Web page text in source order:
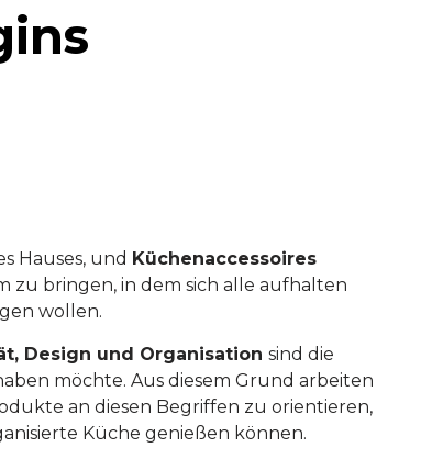
Hauses, und Küchenaccessoires
zu bringen, in dem sich alle aufhalten
wollen.
Design und Organisation sind die
möchte. Aus diesem Grund arbeiten
an diesen Begriffen zu orientieren,
Küche genießen können.